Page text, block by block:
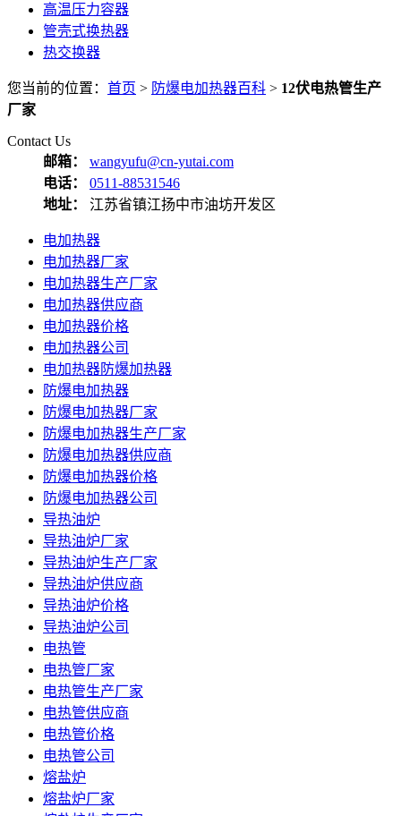
高温压力容器
管壳式换热器
热交换器
您当前的位置： 首页 > 防爆电加热器百科 > 12伏电热管生产
厂家
Contact Us
邮箱：
wangyufu@cn-yutai.com
电话：
0511-88531546
地址：
江苏省镇江扬中市油坊开发区
电加热器
电加热器厂家
电加热器生产厂家
电加热器供应商
电加热器价格
电加热器公司
电加热器防爆加热器
防爆电加热器
防爆电加热器厂家
防爆电加热器生产厂家
防爆电加热器供应商
防爆电加热器价格
防爆电加热器公司
导热油炉
导热油炉厂家
导热油炉生产厂家
导热油炉供应商
导热油炉价格
导热油炉公司
电热管
电热管厂家
电热管生产厂家
电热管供应商
电热管价格
电热管公司
熔盐炉
熔盐炉厂家